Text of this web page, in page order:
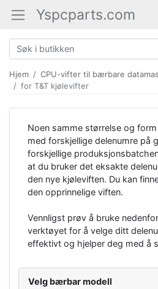
Yspcparts.com
Hjem
CPU-vifter til bærbare
for T&T kjølevifter
Noen samme størrelse og
med forskjellige delenumre på
forskjellige
at du bruker det eksakte
den nye kjøleviften. Du kan
den opprinnelige viften.
Vennligst prøv å bruke
verktøyet for å velge ditt
effektivt og hjelper deg med å
Velg bærbar modell